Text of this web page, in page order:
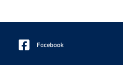
Facebook